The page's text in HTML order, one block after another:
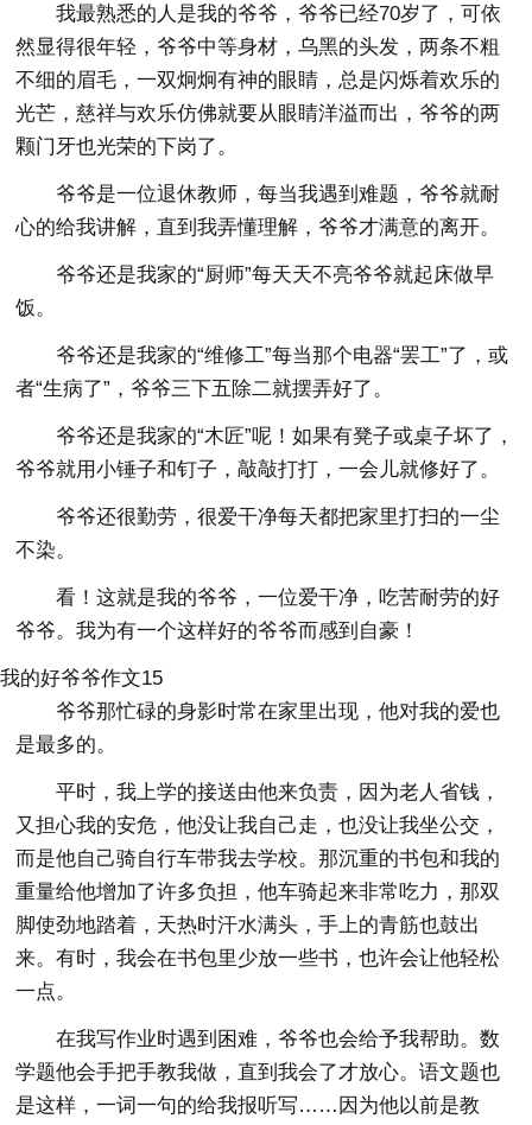
我最熟悉的人是我的爷爷，爷爷已经70岁了，可依
然显得很年轻，爷爷中等身材，乌黑的头发，两条不粗
不细的眉毛，一双炯炯有神的眼睛，总是闪烁着欢乐的
光芒，慈祥与欢乐仿佛就要从眼睛洋溢而出，爷爷的两
颗门牙也光荣的下岗了。
爷爷是一位退休教师，每当我遇到难题，爷爷就耐
心的给我讲解，直到我弄懂理解，爷爷才满意的离开。
爷爷还是我家的“厨师”每天天不亮爷爷就起床做早
饭。
爷爷还是我家的“维修工”每当那个电器“罢工”了，或
者“生病了”，爷爷三下五除二就摆弄好了。
爷爷还是我家的“木匠”呢！如果有凳子或桌子坏了，
爷爷就用小锤子和钉子，敲敲打打，一会儿就修好了。
爷爷还很勤劳，很爱干净每天都把家里打扫的一尘
不染。
看！这就是我的爷爷，一位爱干净，吃苦耐劳的好
爷爷。我为有一个这样好的爷爷而感到自豪！
我的好爷爷作文15
爷爷那忙碌的身影时常在家里出现，他对我的爱也
是最多的。
平时，我上学的接送由他来负责，因为老人省钱，
又担心我的安危，他没让我自己走，也没让我坐公交，
而是他自己骑自行车带我去学校。那沉重的书包和我的
重量给他增加了许多负担，他车骑起来非常吃力，那双
脚使劲地踏着，天热时汗水满头，手上的青筋也鼓出
来。有时，我会在书包里少放一些书，也许会让他轻松
一点。
在我写作业时遇到困难，爷爷也会给予我帮助。数
学题他会手把手教我做，直到我会了才放心。语文题也
是这样，一词一句的给我报听写……因为他以前是教